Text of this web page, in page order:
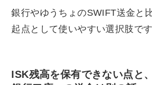
銀行やゆうちょのSWIFT送金と
起点として使いやすい選択肢です
ISK残高を保有できない点と